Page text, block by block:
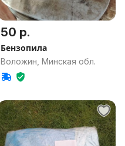
50 р.
Бензопила
Воложин, Минская обл.